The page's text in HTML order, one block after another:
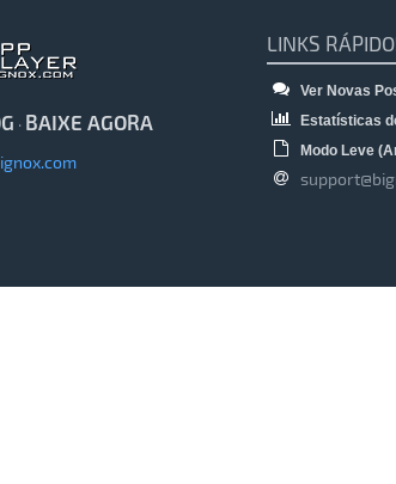
· BAIXE AGORA
LINKS
Ver Novas
Estatísticas
Modo Leve